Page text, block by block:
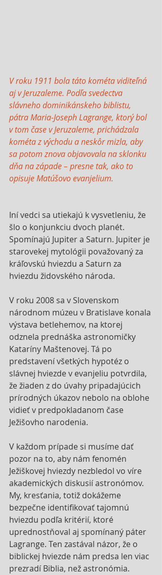
V roku 1911 bola táto kométa viditeľná
aj v Jeruzaleme. Podľa svedectva
slávneho dominikánskeho biblistu,
pátra Maria-Joseph Lagrange, ktorý bol
v tom čase v Jeruzaleme, prichádzala
kométa z východu a neskôr mizla, aby
sa potom znova objavovala na sklonku
dňa na západe – presne tak, ako to
opisuje Matúšovo evanjelium.
Iní vedci sa utiekajú k vysvetleniu, že
šlo o konjunkciu dvoch planét.
Spomínajú Jupiter a Saturn. Jupiter je
starovekej mytológii považovaný za
kráľovskú hviezdu a Saturn za
hviezdu židovského národa.
V roku 2008 sa v Slovenskom
národnom múzeu v Bratislave konala
výstava betlehemov, na ktorej
odznela prednáška astronomičky
Kataríny Maštenovej. Tá po
predstavení všetkých hypotéz o
slávnej hviezde v evanjeliu potvrdila,
že žiaden z do úvahy pripadajúcich
prírodných úkazov nebolo na oblohe
vidieť v predpokladanom čase
Ježišovho narodenia.
V každom prípade si musíme dať
pozor na to, aby nám fenomén
Ježiškovej hviezdy nezbledol vo víre
akademických diskusií astronómov.
My, kresťania, totiž dokážeme
bezpečne identifikovať tajomnú
hviezdu podľa kritérií, ktoré
uprednostňoval aj spomínaný páter
Lagrange. Ten zastával názor, že o
biblickej hviezde nám predsa len viac
prezradí Biblia, než astronómia.